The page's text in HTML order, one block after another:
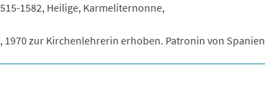
1582, Heilige, Karmeliternonne,
zur Kirchenlehrerin erhoben. Patronin von Spanien